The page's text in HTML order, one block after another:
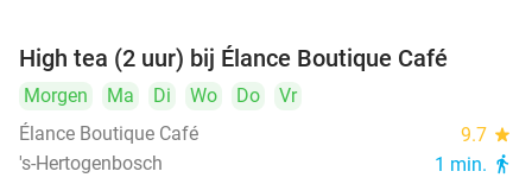
High tea (2 uur) bij Élance Boutique Café
Morgen Ma Di Wo Do
Vr
Élance Boutique Café
9.7 star
's-Hertogenbosch 1 min. directions_walk